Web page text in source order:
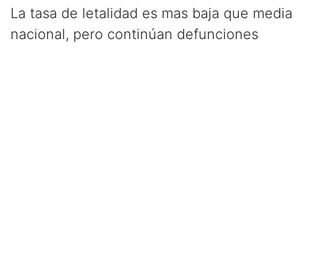
La tasa de letalidad es mas baja que media
nacional, pero continúan defunciones